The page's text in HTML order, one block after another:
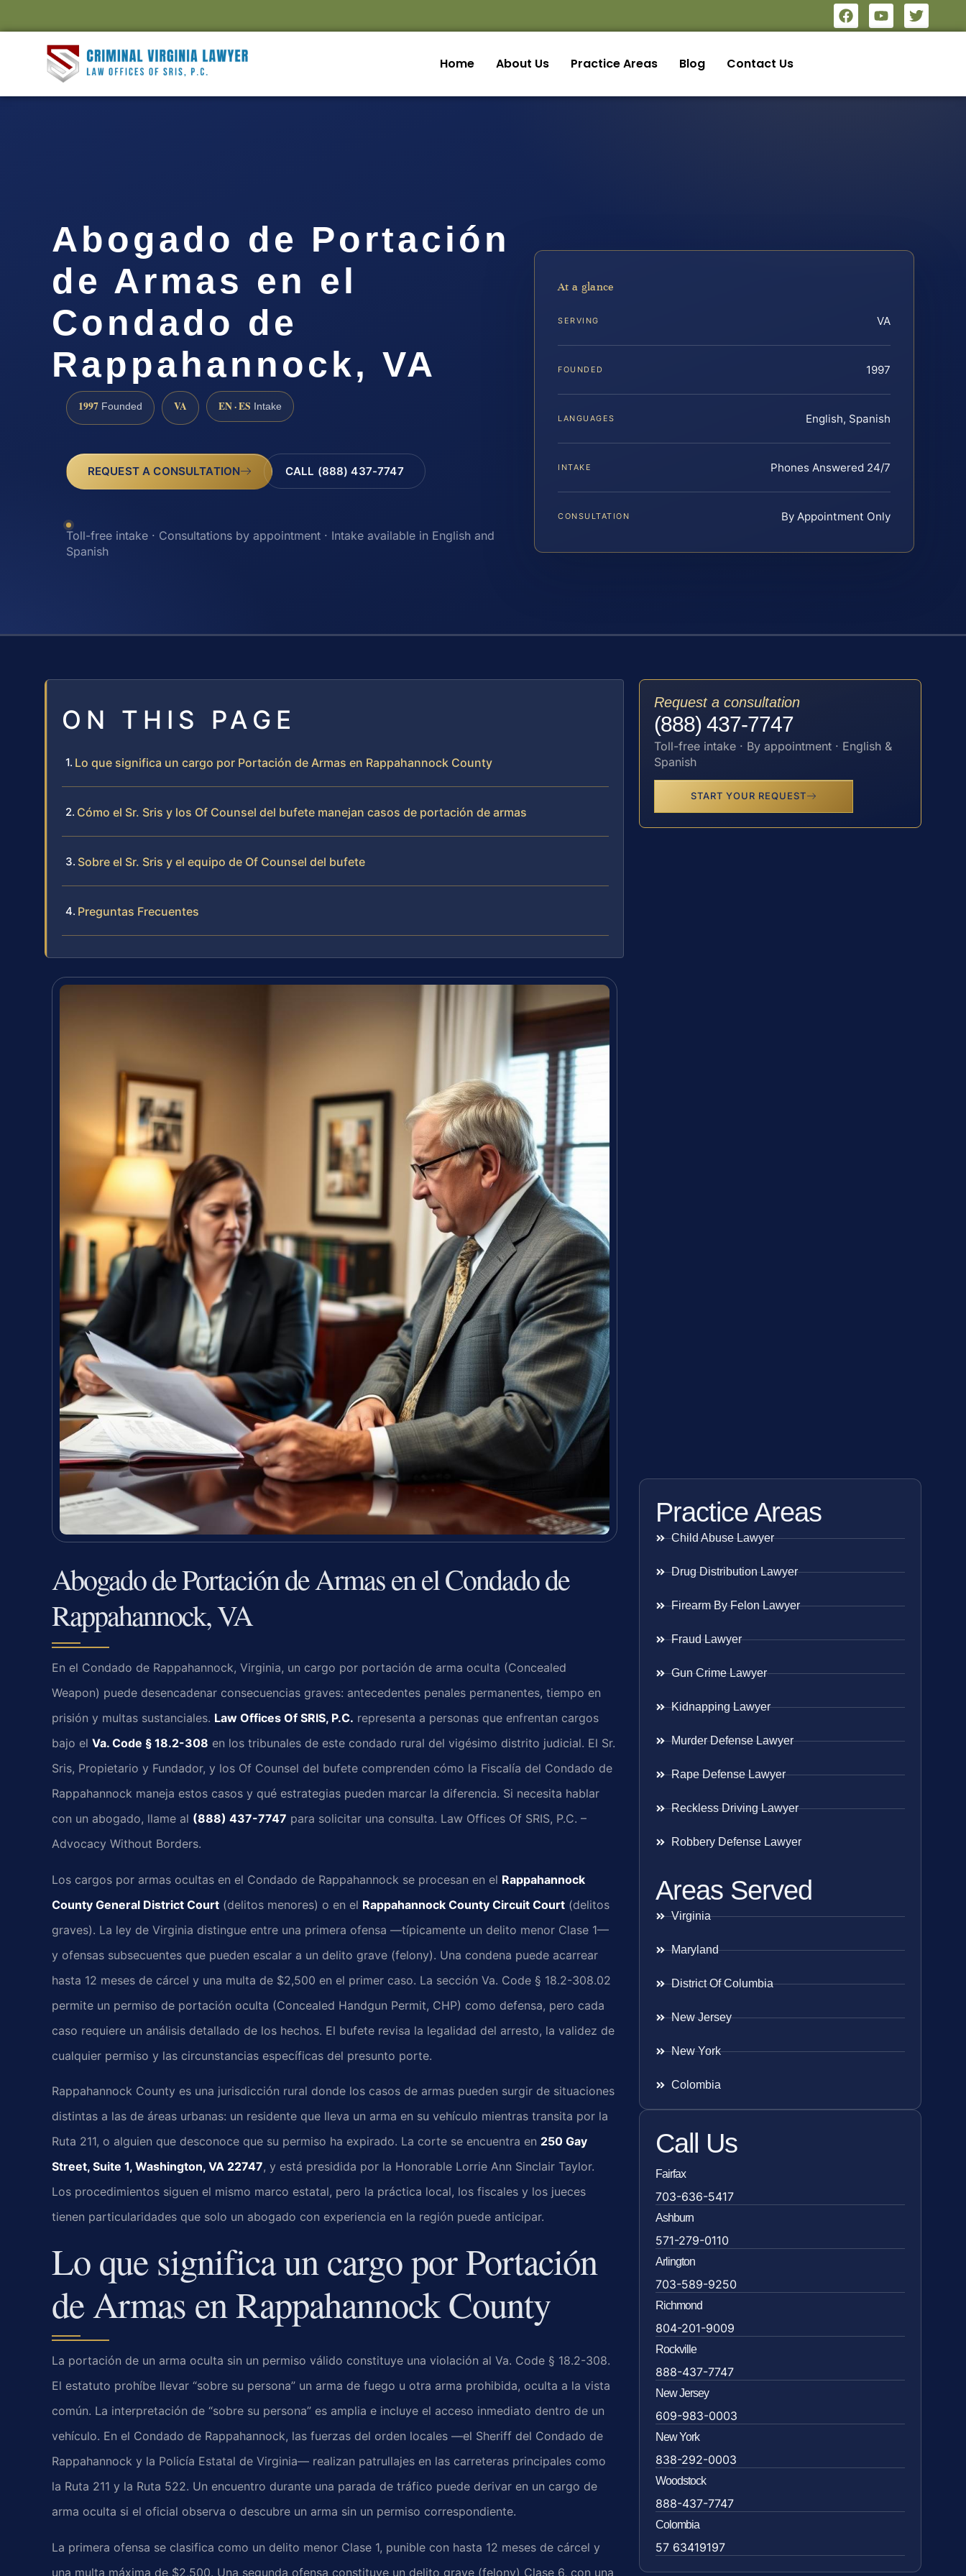
Home About Us Practice Areas Blog Contact Us
Abogado de Portación
de Armas en el
Condado de
Rappahannock, VA
1997 Founded VA EN · ES Intake
REQUEST A CONSULTATION CALL (888) 437-7747
Toll-free intake · Consultations by appointment · Intake available in English and
Spanish
At a glance
SERVING VA
FOUNDED 1997
LANGUAGES English, Spanish
INTAKE Phones Answered 24/7
CONSULTATION By Appointment Only
ON THIS PAGE
Lo que significa un cargo por Portación de Armas en Rappahannock County
Cómo el Sr. Sris y los Of Counsel del bufete manejan casos de portación de armas
Sobre el Sr. Sris y el equipo de Of Counsel del bufete
Preguntas Frecuentes
Abogado de Portación de Armas en el Condado de
Rappahannock, VA
En el Condado de Rappahannock, Virginia, un cargo por portación de arma oculta (Concealed
Weapon) puede desencadenar consecuencias graves: antecedentes penales permanentes, tiempo en
prisión y multas sustanciales. Law Offices Of SRIS, P.C. representa a personas que enfrentan cargos
bajo el Va. Code § 18.2-308 en los tribunales de este condado rural del vigésimo distrito judicial. El Sr.
Sris, Propietario y Fundador, y los Of Counsel del bufete comprenden cómo la Fiscalía del Condado de
Rappahannock maneja estos casos y qué estrategias pueden marcar la diferencia. Si necesita hablar
con un abogado, llame al (888) 437-7747 para solicitar una consulta. Law Offices Of SRIS, P.C. –
Advocacy Without Borders.
Los cargos por armas ocultas en el Condado de Rappahannock se procesan en el Rappahannock
County General District Court (delitos menores) o en el Rappahannock County Circuit Court (delitos
graves). La ley de Virginia distingue entre una primera ofensa —típicamente un delito menor Clase 1—
y ofensas subsecuentes que pueden escalar a un delito grave (felony). Una condena puede acarrear
hasta 12 meses de cárcel y una multa de $2,500 en el primer caso. La sección Va. Code § 18.2-308.02
permite un permiso de portación oculta (Concealed Handgun Permit, CHP) como defensa, pero cada
caso requiere un análisis detallado de los hechos. El bufete revisa la legalidad del arresto, la validez de
cualquier permiso y las circunstancias específicas del presunto porte.
Rappahannock County es una jurisdicción rural donde los casos de armas pueden surgir de situaciones
distintas a las de áreas urbanas: un residente que lleva un arma en su vehículo mientras transita por la
Ruta 211, o alguien que desconoce que su permiso ha expirado. La corte se encuentra en 250 Gay
Street, Suite 1, Washington, VA 22747, y está presidida por la Honorable Lorrie Ann Sinclair Taylor.
Los procedimientos siguen el mismo marco estatal, pero la práctica local, los fiscales y los jueces
tienen particularidades que solo un abogado con experiencia en la región puede anticipar.
Lo que significa un cargo por Portación
de Armas en Rappahannock County
La portación de un arma oculta sin un permiso válido constituye una violación al Va. Code § 18.2-308.
El estatuto prohíbe llevar “sobre su persona” un arma de fuego u otra arma prohibida, oculta a la vista
común. La interpretación de “sobre su persona” es amplia e incluye el acceso inmediato dentro de un
vehículo. En el Condado de Rappahannock, las fuerzas del orden locales —el Sheriff del Condado de
Rappahannock y la Policía Estatal de Virginia— realizan patrullajes en las carreteras principales como
la Ruta 211 y la Ruta 522. Un encuentro durante una parada de tráfico puede derivar en un cargo de
arma oculta si el oficial observa o descubre un arma sin un permiso correspondiente.
La primera ofensa se clasifica como un delito menor Clase 1, punible con hasta 12 meses de cárcel y
una multa máxima de $2,500. Una segunda ofensa constituye un delito grave (felony) Clase 6, con una
Request a consultation
(888) 437-7747
Toll-free intake · By appointment · English &
Spanish
START YOUR REQUEST
Practice Areas
Child Abuse Lawyer
Drug Distribution Lawyer
Firearm By Felon Lawyer
Fraud Lawyer
Gun Crime Lawyer
Kidnapping Lawyer
Murder Defense Lawyer
Rape Defense Lawyer
Reckless Driving Lawyer
Robbery Defense Lawyer
Areas Served
Virginia
Maryland
District Of Columbia
New Jersey
New York
Colombia
Call Us
Fairfax
703-636-5417
Ashburn
571-279-0110
Arlington
703-589-9250
Richmond
804-201-9009
Rockville
888-437-7747
New Jersey
609-983-0003
New York
838-292-0003
Woodstock
888-437-7747
Colombia
57 63419197